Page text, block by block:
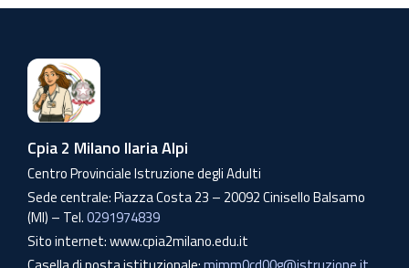
Cpia 2 Milano Ilaria Alpi
Centro Provinciale Istruzione degli Adulti
Sede centrale: Piazza Costa 23 – 20092 Cinisello Balsamo
(MI) – Tel.0291974839
Sito internet: www.cpia2milano.edu.it